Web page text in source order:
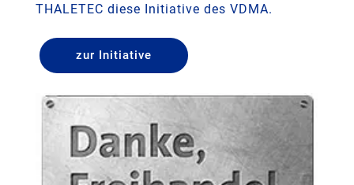
THALETEC diese Initiative des VDMA.
zur Initiative